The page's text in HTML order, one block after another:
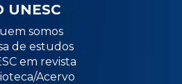
UNESC
somos
de estudos
em revista
Acervo